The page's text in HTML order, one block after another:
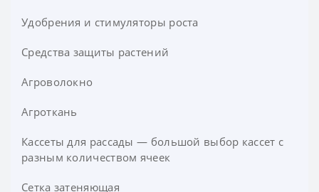
Арбуз
Баклажан
Горох
Дыня
Зелень
Удобрения и стимуляторы роста
Гелевые удобрения
Регуляторы роста
Минеральные удобрения
Органо-минеральные удобрения
Средства защиты растений
Гербициды (От сорняков)
Фунгициды (От болезней растений)
Инсектициды от вредителей
Агроволокно
Агроволокно белое
Агроволокно белое 19 плотности
Агроволокно в пакетах
Агроткань
Кассеты для рассады — большой выбор кассет с
разным количеством ячеек
Сетка затеняющая